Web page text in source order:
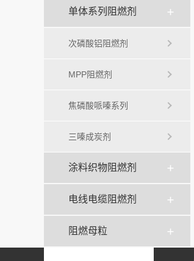
单体系列阻燃剂
次磷酸铝阻燃剂
MPP阻燃剂
焦磷酸哌嗪系列
三嗪成炭剂
涂料织物阻燃剂
电线电缆阻燃剂
阻燃母粒